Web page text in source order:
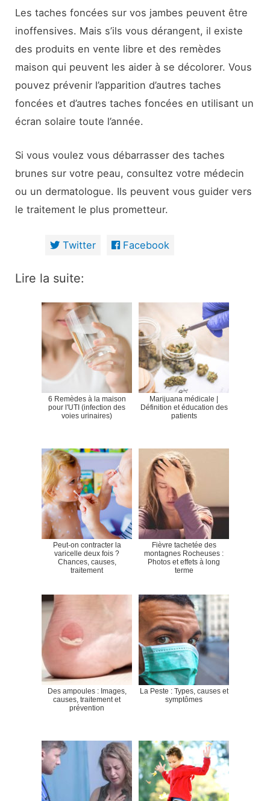
Les taches foncées sur vos jambes peuvent être
inoffensives. Mais s’ils vous dérangent, il existe
des produits en vente libre et des remèdes
maison qui peuvent les aider à se décolorer. Vous
pouvez prévenir l’apparition d’autres taches
foncées et d’autres taches foncées en utilisant un
écran solaire toute l’année.
Si vous voulez vous débarrasser des taches
brunes sur votre peau, consultez votre médecin
ou un dermatologue. Ils peuvent vous guider vers
le traitement le plus prometteur.
Twitter Facebook
Lire la suite:
6 Remèdes à la maison
pour l'UTI (infection des
voies urinaires)
Marijuana médicale |
Définition et éducation des
patients
Peut-on contracter la
varicelle deux fois ?
Chances, causes,
traitement
Fièvre tachetée des
montagnes Rocheuses :
Photos et effets à long
terme
Des ampoules : Images,
causes, traitement et
prévention
La Peste : Types, causes et
symptômes